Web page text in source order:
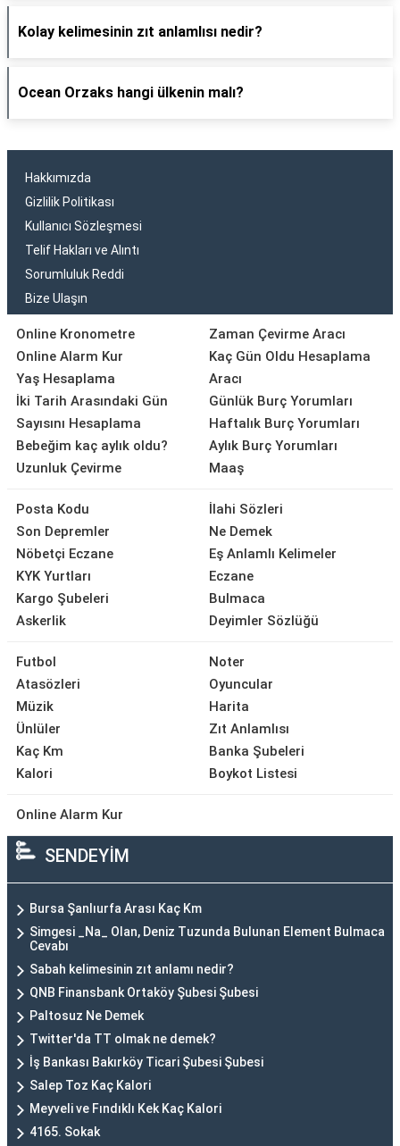
Kolay kelimesinin zıt anlamlısı nedir?
Ocean Orzaks hangi ülkenin malı?
Hakkımızda
Gizlilik Politikası
Kullanıcı Sözleşmesi
Telif Hakları ve Alıntı
Sorumluluk Reddi
Bize Ulaşın
Online Kronometre
Online Alarm Kur
Yaş Hesaplama
İki Tarih Arasındaki Gün
Sayısını Hesaplama
Bebeğim kaç aylık oldu?
Uzunluk Çevirme
Zaman Çevirme Aracı
Kaç Gün Oldu Hesaplama
Aracı
Günlük Burç Yorumları
Haftalık Burç Yorumları
Aylık Burç Yorumları
Maaş
Posta Kodu
Son Depremler
Nöbetçi Eczane
KYK Yurtları
Kargo Şubeleri
Askerlik
İlahi Sözleri
Ne Demek
Eş Anlamlı Kelimeler
Eczane
Bulmaca
Deyimler Sözlüğü
Futbol
Atasözleri
Müzik
Ünlüler
Kaç Km
Kalori
Noter
Oyuncular
Harita
Zıt Anlamlısı
Banka Şubeleri
Boykot Listesi
Online Alarm Kur
SENDEYİM
Bursa Şanlıurfa Arası Kaç Km
Simgesi _Na_ Olan, Deniz Tuzunda Bulunan Element Bulmaca
Cevabı
Sabah kelimesinin zıt anlamı nedir?
QNB Finansbank Ortaköy Şubesi Şubesi
Paltosuz Ne Demek
Twitter'da TT olmak ne demek?
İş Bankası Bakırköy Ticari Şubesi Şubesi
Salep Toz Kaç Kalori
Meyveli ve Fındıklı Kek Kaç Kalori
4165. Sokak